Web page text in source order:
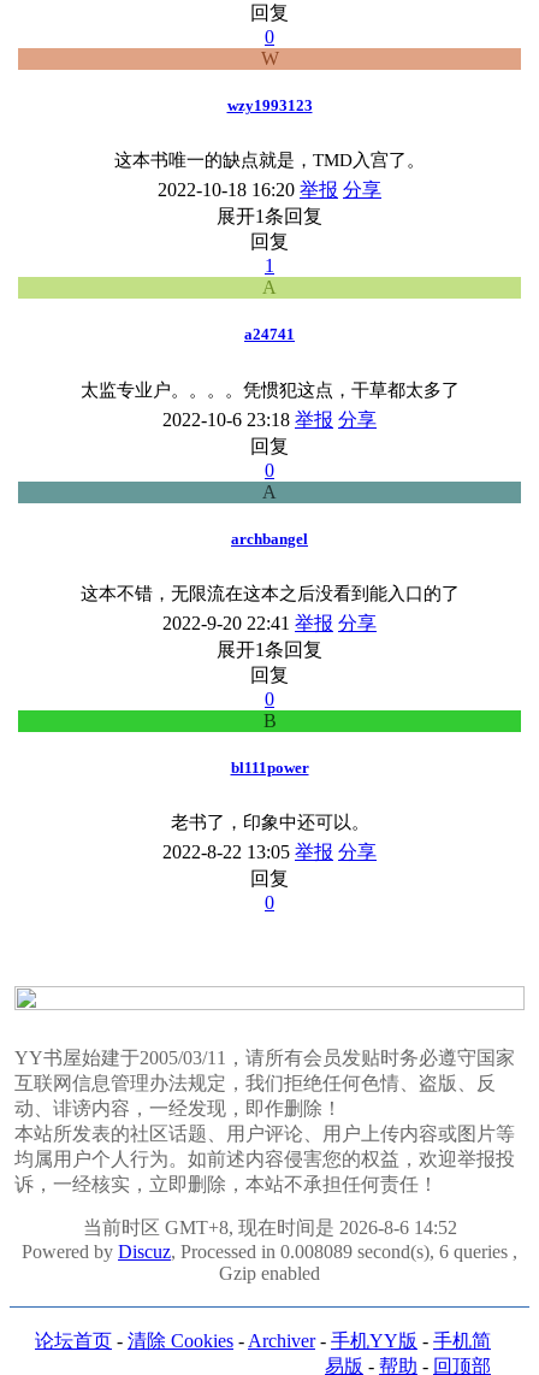
回复
0
W
wzy1993123
这本书唯一的缺点就是，TMD入宫了。
2022-10-18 16:20 举报 分享
展开1条回复
回复
1
A
a24741
太监专业户。。。。凭惯犯这点，干草都太多了
2022-10-6 23:18 举报 分享
回复
0
A
archbangel
这本不错，无限流在这本之后没看到能入口的了
2022-9-20 22:41 举报 分享
展开1条回复
回复
0
B
bl111power
老书了，印象中还可以。
2022-8-22 13:05 举报 分享
回复
0
YY书屋始建于2005/03/11，请所有会员发贴时务必遵守国家
互联网信息管理办法规定，我们拒绝任何色情、盗版、反
动、诽谤内容，一经发现，即作删除！
本站所发表的社区话题、用户评论、用户上传内容或图片等
均属用户个人行为。如前述内容侵害您的权益，欢迎举报投
诉，一经核实，立即删除，本站不承担任何责任！
当前时区 GMT+8, 现在时间是 2026-8-6 14:52
Powered by Discuz, Processed in 0.008089 second(s), 6 queries ,
Gzip enabled
论坛首页 - 清除 Cookies - Archiver- 手机YY版 - 手机简
易版 - 帮助 - 回顶部